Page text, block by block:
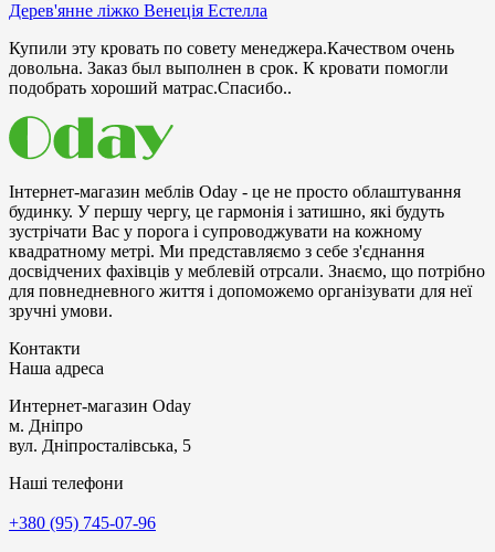
Дерев'янне ліжко Венеція Естелла
Купили эту кровать по совету менеджера.Качеством очень
довольна. Заказ был выполнен в срок. К кровати помогли
подобрать хороший матрас.Спасибо..
Інтернет-магазин меблів Oday - це не просто облаштування
будинку. У першу чергу, це гармонія і затишно, які будуть
зустрічати Bac у порога і супроводжувати на кожному
квадратному метрі. Ми представляємо з себе з'єднання
досвідчених фахівців у меблевій отрсали. Знаємо, що потрібно
для повнедневного життя і допоможемо організувати для неї
зручні умови.
Контакти
Наша адреса
Интернет-магазин Oday
м. Дніпро
вул. Дніпросталівська, 5
Наші телефони
+380 (95) 745-07-96